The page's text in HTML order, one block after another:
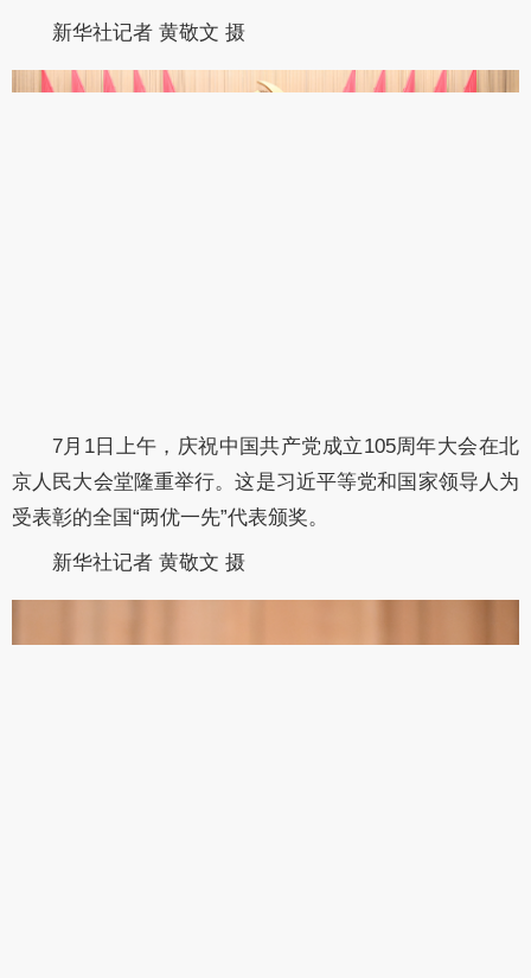
新华社记者 黄敬文 摄
7月1日上午，庆祝中国共产党成立105周年大会在北
京人民大会堂隆重举行。这是习近平等党和国家领导人为
受表彰的全国“两优一先”代表颁奖。
新华社记者 黄敬文 摄